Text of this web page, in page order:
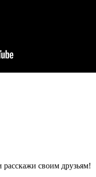
своим друзьям!